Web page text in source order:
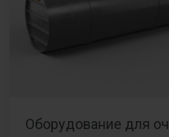
Оборудование для